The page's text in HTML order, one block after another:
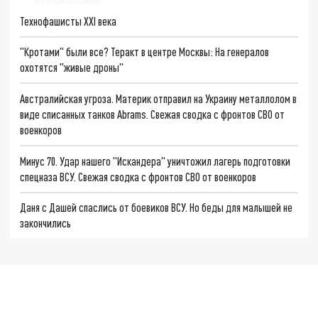
Технофашисты XXI века
"Кротами" были все? Теракт в центре Москвы: На генералов
охотятся "живые дроны"
Австралийская угроза. Материк отправил на Украину металлолом в
виде списанных танков Аbrams. Свежая сводка с фронтов СВО от
военкоров
Минус 70. Удар нашего "Искандера" уничтожил лагерь подготовки
спецназа ВСУ. Свежая сводка с фронтов СВО от военкоров
Даня с Дашей спаслись от боевиков ВСУ. Но беды для малышей не
закончились